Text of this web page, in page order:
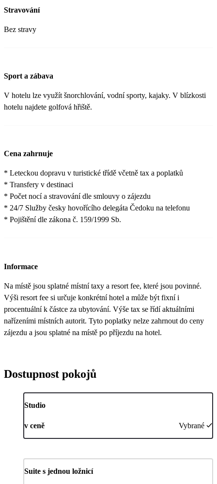
Stravování
Bez stravy
Sport a zábava
V hotelu lze využít šnorchlování, vodní sporty, kajaky. V blízkosti
hotelu najdete golfová hřiště.
Cena zahrnuje
* Leteckou dopravu v turistické třídě včetně tax a poplatků
* Transfery v destinaci
* Počet nocí a stravování dle smlouvy o zájezdu
* 24/7 Služby česky hovořícího delegáta Čedoku na telefonu
* Pojištění dle zákona č. 159/1999 Sb.
Informace
Na místě jsou splatné místní taxy a resort fee, které jsou povinné.
Výši resort fee si určuje konkrétní hotel a může být fixní i
procentuální k částce za ubytování. Výše tax se řídí aktuálními
nařízeními místních autorit. Tyto poplatky nelze zahrnout do ceny
zájezdu a jsou splatné na místě po příjezdu na hotel.
Dostupnost pokojů
Studio
v ceně Vybrané
Suite s jednou ložnicí